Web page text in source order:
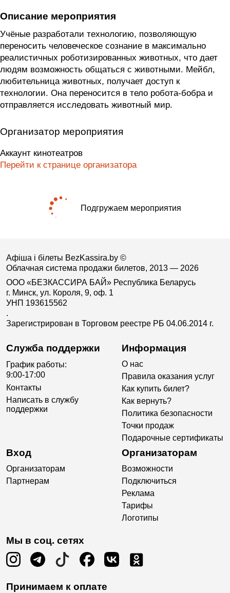
Описание мероприятия
Учёные разработали технологию, позволяющую
переносить человеческое сознание в максимально
реалистичных роботизированных животных, что дает
людям возможность общаться с животными. Мейбл,
любительница животных, получает доступ к
технологии. Она переносится в тело робота-бобра и
отправляется исследовать животный мир.
Организатор мероприятия
Аккаунт кинотеатров
Перейти к странице организатора
Подгружаем мероприятия
Афіша і білеты BezKassira.by ©
Облачная система продажи билетов, 2013 — 2026
ООО «БЕЗКАССИРА БАЙ» Республика Беларусь
г. Минск, ул. Короля, 9, оф. 1
УНП 193615562
.
Зарегистрирован в Торговом реестре РБ 04.06.2014 г.
Служба поддержки
График работы:
9:00-17:00
Контакты
Написать в службу
поддержки
Информация
О нас
Правила оказания услуг
Как купить билет?
Как вернуть?
Политика безопасности
Точки продаж
Подарочные сертификаты
Вход
Организаторам
Партнерам
Организаторам
Возможности
Подключиться
Реклама
Тарифы
Логотипы
Мы в соц. сетях
Принимаем к оплате